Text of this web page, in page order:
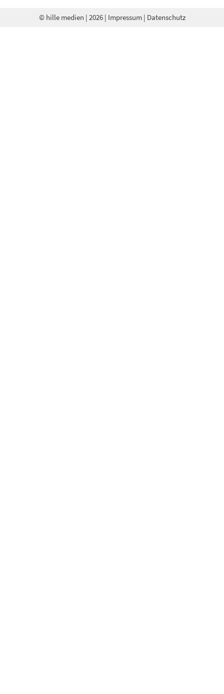
© hille medien | 2026 | Impressum| Datenschutz